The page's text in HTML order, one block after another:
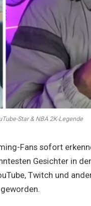
Star & NBA 2K-Legende
Fans sofort
Gesichter in
Twitch und